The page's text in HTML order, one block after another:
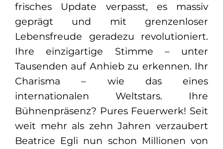
frisches Update verpasst, es massiv
geprägt und mit grenzenloser
Lebensfreude geradezu revolutioniert.
Ihre einzigartige Stimme – unter
Tausenden auf Anhieb zu erkennen. Ihr
Charisma – wie das eines
internationalen Weltstars. Ihre
Bühnenpräsenz? Pures Feuerwerk! Seit
weit mehr als zehn Jahren verzaubert
Beatrice Egli nun schon Millionen von